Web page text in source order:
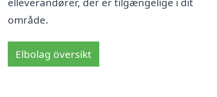
område.
Elbolag översikt